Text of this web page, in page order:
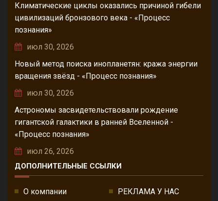
Климатические циклы оказались причиной гибели
цивилизаций бронзового века - «Процесс
познания»
июл 30, 2026
Новый метод поиска инопланетян: кража энергии
вращения звёзд - «Процесс познания»
июл 30, 2026
Астрономы засвидетельствовали рождение
гигантской галактики в ранней Вселенной -
«Процесс познания»
июл 26, 2026
ДОПОЛНИТЕЛЬНЫЕ ССЫЛКИ
О компании РЕКЛАМА У НАС